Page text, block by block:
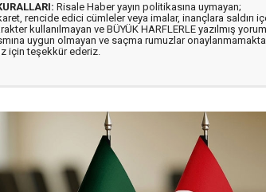
Risale Haber yayın politikasına uymayan;
rencide edici cümleler veya imalar, inançlara saldırı
kullanılmayan ve BÜYÜK HARFLERLE yazılmış
uygun olmayan ve saçma rumuzlar
için teşekkür ederiz.